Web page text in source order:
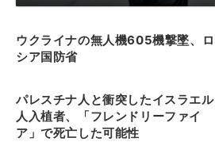
ウクライナの無人機605機撃墜、ロ
シア国防省
パレスチナ人と衝突したイスラエル
人入植者、「フレンドリーファイ
ア」で死亡した可能性